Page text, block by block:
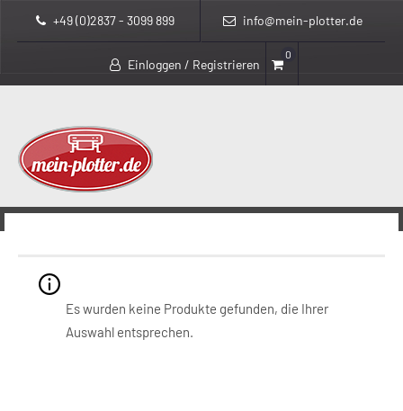
+49 (0)2837 - 3099 899 info@mein-plotter.de
Einloggen / Registrieren
0
> >
Es wurden keine Produkte gefunden, die Ihrer
Auswahl entsprechen.